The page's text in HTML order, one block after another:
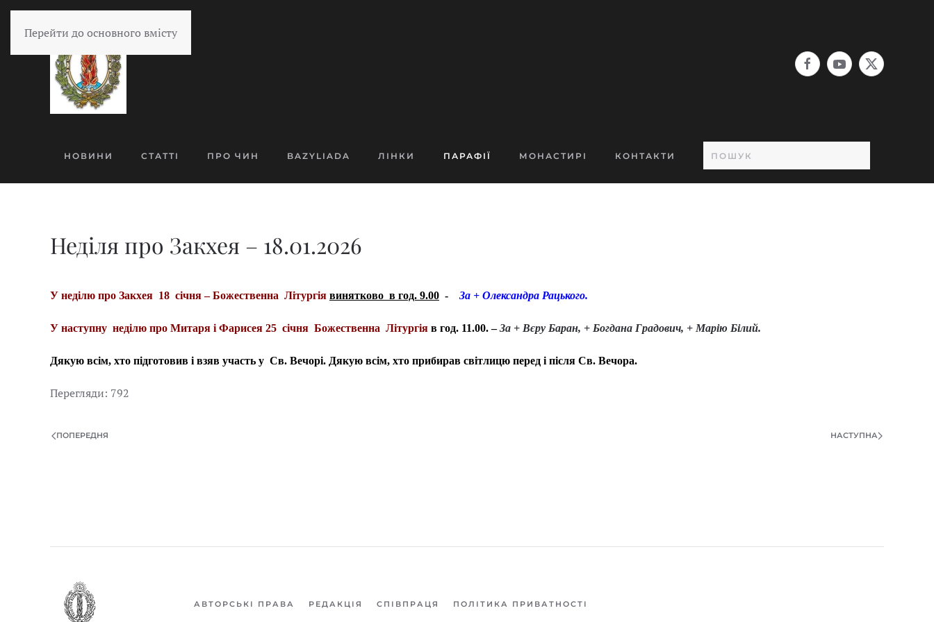
Перейти до основного вмісту
НОВИНИ СТАТТІ ПРО ЧИН BAZYLIADA ЛІНКИ ПАРАФІЇ МОНАСТИРІ КОНТАКТИ
Неділя про Закхея – 18.01.2026
У неділю про Закхея 18 січня – Божественна Літургія винятково в год. 9.00 - За + Олександра Рацького.
У наступну неділю про Митаря і Фарисея 25 січня Божественна Літургія в год. 11.00. –За + Вєру Баран, + Богдана Градович, + Марію Білий.
Дякую всім, хто підготовив і взяв участь у Св. Вечорі. Дякую всім, хто прибирав світлицю перед і після Св. Вечора.
Перегляди: 792
ПОПЕРЕДНЯ НАСТУПНА
АВТОРСЬКІ ПРАВА РЕДАКЦІЯ СПІВПРАЦЯ ПОЛІТИКА ПРИВАТНОСТІ